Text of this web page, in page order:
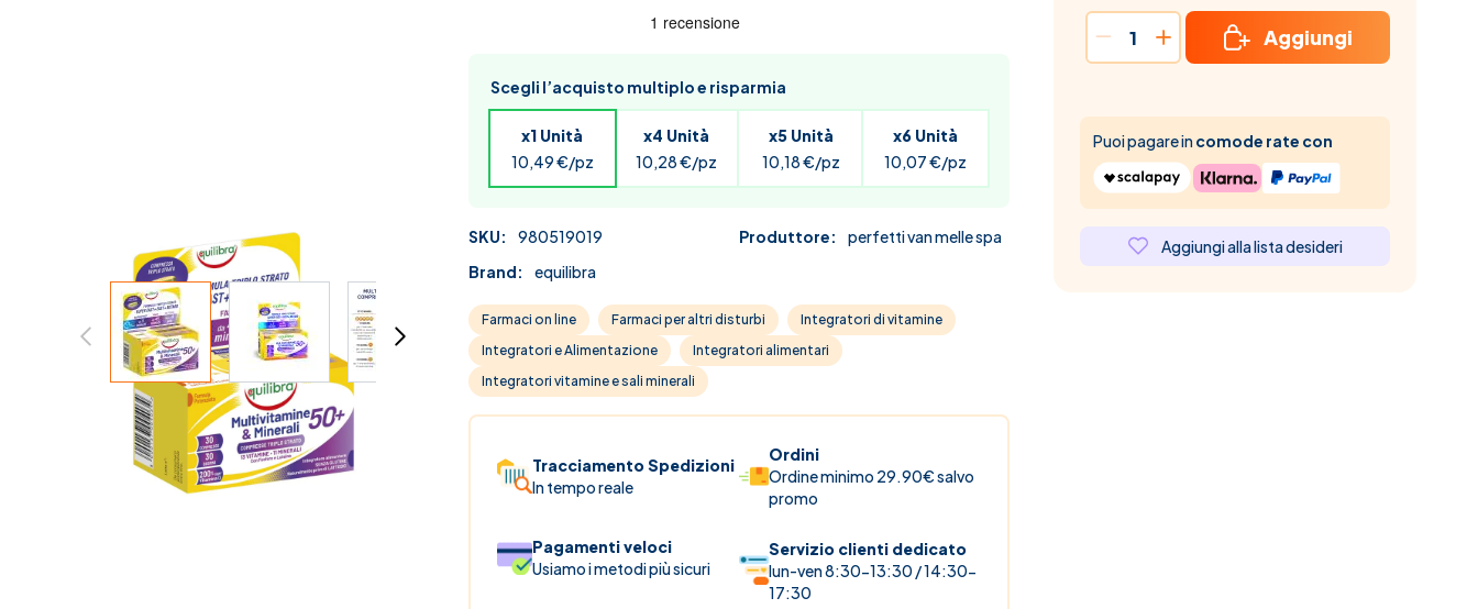
View larger imageView larger image
Scegli l’acquisto multiplo e risparmia
x1 Unità
10,49 €/pz
x4 Unità
10,28 €/pz
x5 Unità
10,18 €/pz
x6 Unità
10,07 €/pz
SKU: 980519019 Produttore:
perfetti van melle spa
Brand:
equilibra
Farmaci on line Farmaci per altri disturbi
Integratori di vitamine
Integratori e Alimentazione
Integratori alimentari
Integratori vitamine e sali minerali
Tracciamento Spedizioni
In tempo reale
Ordini
Ordine minimo 29.90€ salvo
promo
Pagamenti veloci
Usiamo i metodi più sicuri
Servizio clienti dedicato
lun-ven 8:30-13:30 / 14:30-
17:30
Aggiungi
Puoi pagare incomode rate con
Aggiungi alla lista desideri